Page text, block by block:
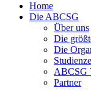
Home
Die ABCSG
Über uns
Die
Die
ABCSG
Partner